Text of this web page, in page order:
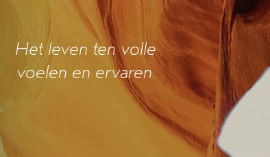
Het leven ten volle
voelen en ervaren.